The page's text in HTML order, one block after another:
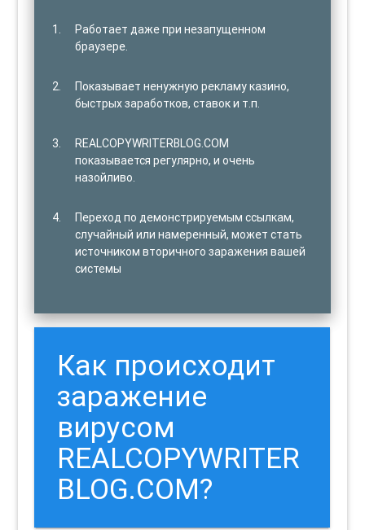
Работает даже при незапущенном
браузере.
Показывает ненужную рекламу казино,
быстрых заработков, ставок и т.п.
REALCOPYWRITERBLOG.COM
показывается регулярно, и очень
назойливо.
Переход по демонстрируемым ссылкам,
случайный или намеренный, может стать
источником вторичного заражения вашей
системы
Как происходит
заражение
вирусом
REALCOPYWRITER
BLOG.COM?